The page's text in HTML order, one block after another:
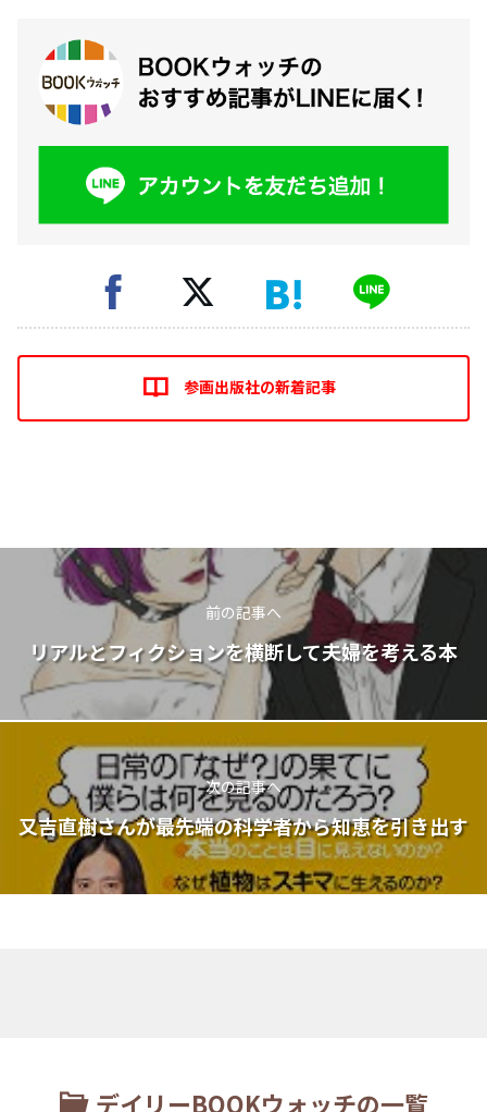
参画出版社の新着記事
前の記事へ
リアルとフィクションを横断して夫婦を考える本
次の記事へ
又吉直樹さんが最先端の科学者から知恵を引き出す
デイリーBOOKウォッチの一覧